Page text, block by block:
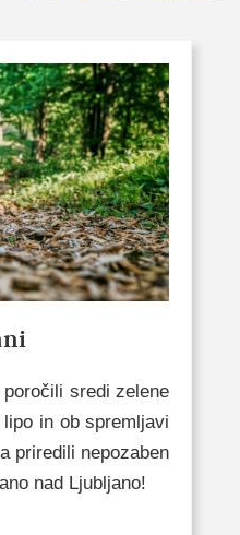
sredi zelene
in ob spremljavi
priredili nepozaben
nad Ljubljano!